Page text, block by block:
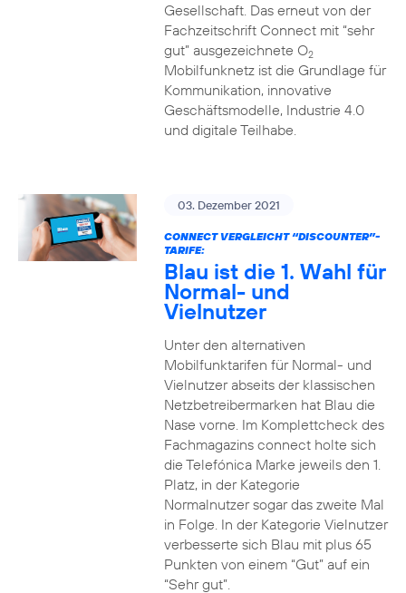
Gesellschaft. Das erneut von der
Fachzeitschrift Connect mit “sehr
gut” ausgezeichnete O2
Mobilfunknetz ist die Grundlage für
Kommunikation, innovative
Geschäftsmodelle, Industrie 4.0
und digitale Teilhabe.
03. Dezember 2021
CONNECT VERGLEICHT “DISCOUNTER”-
TARIFE:
Blau ist die 1. Wahl für
Normal- und
Vielnutzer
Unter den alternativen
Mobilfunktarifen für Normal- und
Vielnutzer abseits der klassischen
Netzbetreibermarken hat Blau die
Nase vorne. Im Komplettcheck des
Fachmagazins connect holte sich
die Telefónica Marke jeweils den 1.
Platz, in der Kategorie
Normalnutzer sogar das zweite Mal
in Folge. In der Kategorie Vielnutzer
verbesserte sich Blau mit plus 65
Punkten von einem “Gut” auf ein
“Sehr gut”.